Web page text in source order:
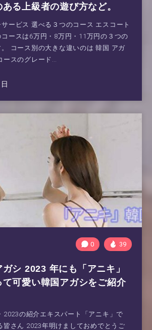
る上級者の遊び方など。
ービス 選べる３つのコース エスコート
ースは6万円・8万円・11万円の３つの
コース別の大きな違いのは 韓国 アガ
ースのグレード…
0 39
シ 2023 年にも「アニキ」
て可愛い韓国アガシをご紹介
2023の紹介エキスパート「アニキ」で
皆さん 2023年明けましておめでとうご